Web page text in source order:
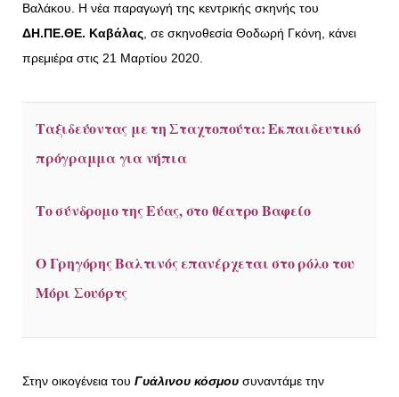
Βαλάκου. Η νέα παραγωγή της κεντρικής σκηνής του
ΔΗ.ΠΕ.ΘΕ. Καβάλας, σε σκηνοθεσία Θοδωρή Γκόνη, κάνει
πρεμιέρα στις 21 Μαρτίου 2020.
Ταξιδεύοντας με τη Σταχτοπούτα: Εκπαιδευτικό
πρόγραμμα για νήπια
Το σύνδρομο της Εύας, στο θέατρο Βαφείο
Ο Γρηγόρης Βαλτινός επανέρχεται στο ρόλο του
Μόρι Σουόρτς
Στην οικογένεια του Γυάλινου κόσμου συναντάμε την